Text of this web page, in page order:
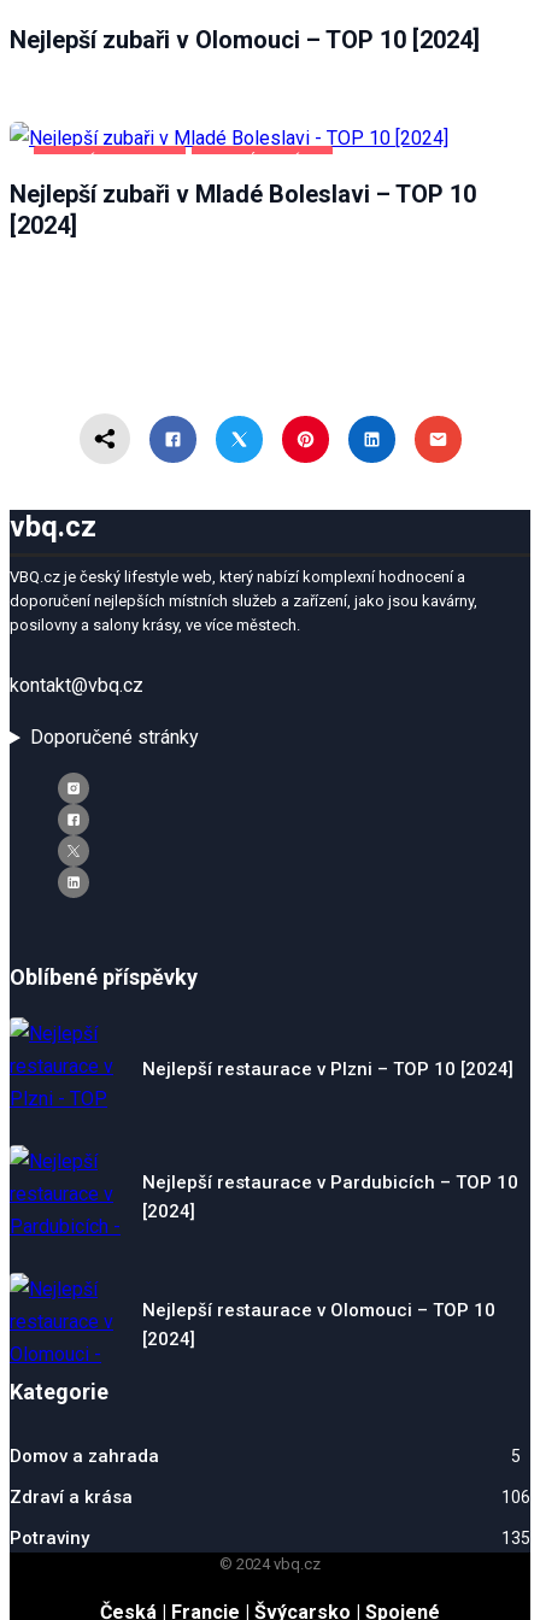
Nejlepší zubaři v Olomouci – TOP 10 [2024]
Nejlepší zubaři v Mladé Boleslavi – TOP 10
[2024]
vbq.cz
VBQ.cz je český lifestyle web, který nabízí komplexní hodnocení a
doporučení nejlepších místních služeb a zařízení, jako jsou kavárny,
posilovny a salony krásy, ve více městech.
kontakt@vbq.cz
Doporučené stránky
Oblíbené příspěvky
Nejlepší restaurace v Plzni – TOP 10 [2024]
Nejlepší restaurace v Pardubicích – TOP 10
[2024]
Nejlepší restaurace v Olomouci – TOP 10
[2024]
Kategorie
Domov a zahrada 5
Zdraví a krása 106
Potraviny 135
© 2024 vbq.cz
Česká Francie Švýcarsko
Spojené